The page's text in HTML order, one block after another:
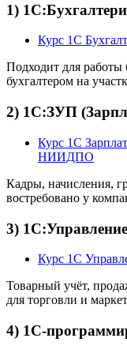
1)
Курс 1С
Подходит для работы
бухгалтером на
2) 1С:ЗУП
Курс 1С
НИИДПО
Кадры, начисления,
востребовано у
3)
Курс 1С
Товарный учёт,
для торговли и
4) 1С-